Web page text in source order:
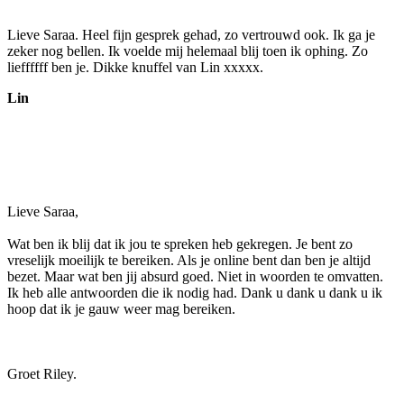
Lieve Saraa. Heel fijn gesprek gehad, zo vertrouwd ook. Ik ga je
zeker nog bellen. Ik voelde mij helemaal blij toen ik ophing. Zo
lieffffff ben je. Dikke knuffel van Lin xxxxx.
Lin
Lieve Saraa,
Wat ben ik blij dat ik jou te spreken heb gekregen. Je bent zo
vreselijk moeilijk te bereiken. Als je online bent dan ben je altijd
bezet. Maar wat ben jij absurd goed. Niet in woorden te omvatten.
Ik heb alle antwoorden die ik nodig had. Dank u dank u dank u ik
hoop dat ik je gauw weer mag bereiken.
Groet Riley.